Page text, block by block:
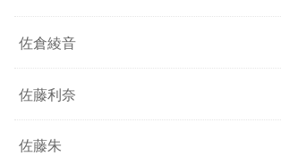
佐倉綾音
佐藤利奈
佐藤朱